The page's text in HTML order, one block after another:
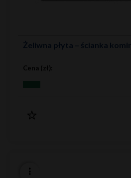
Żeliwna płyta – ścianka
Cena (zł):